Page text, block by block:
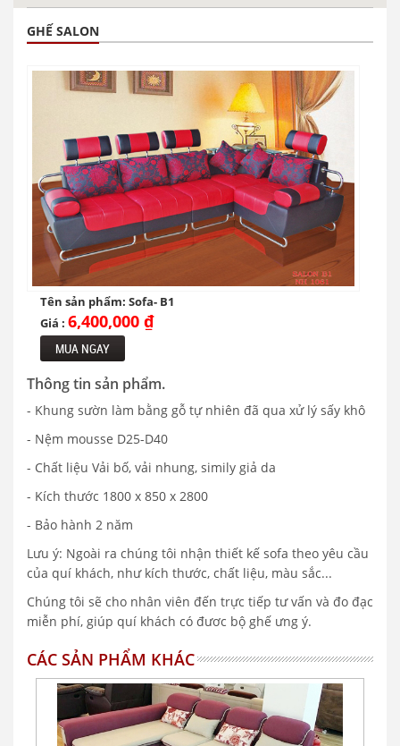
GHẾ SALON
Tên sản phẩm: Sofa- B1
Giá : 6,400,000 ₫
MUA NGAY
Thông tin sản phẩm.
- Khung sườn làm bằng gỗ tự nhiên đã qua xử lý sấy khô
- Nệm mousse D25-D40
- Chất liệu Vải bố, vải nhung, simily giả da
- Kích thước 1800 x 850 x 2800
- Bảo hành 2 năm
Lưu ý: Ngoài ra chúng tôi nhận thiết kế sofa theo yêu cầu
của quí khách, như kích thước, chất liệu, màu sắc...
Chúng tôi sẽ cho nhân viên đến trực tiếp tư vấn và đo đạc
miễn phí, giúp quí khách có đươc bộ ghế ưng ý.
CÁC SẢN PHẨM KHÁC